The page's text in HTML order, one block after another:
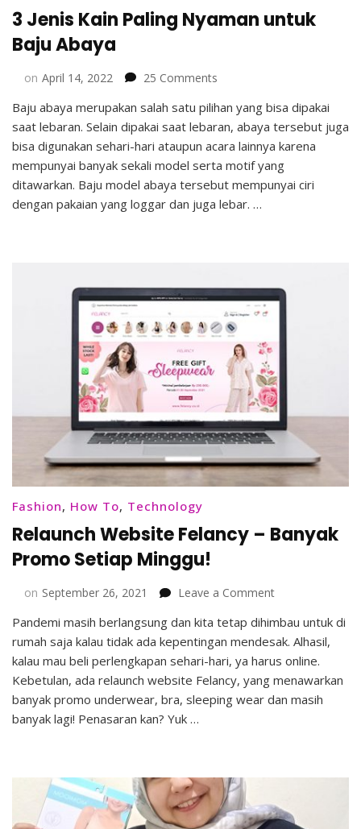
3 Jenis Kain Paling Nyaman untuk
Baju Abaya
on April 14, 2022 25 Comments
Jenis
Kain
Paling
Nyaman
untuk
Abaya
Baju abaya merupakan salah satu pilihan yang bisa dipakai
saat lebaran. Selain dipakai saat lebaran, abaya tersebut juga
bisa digunakan sehari-hari ataupun acara lainnya karena
mempunyai banyak sekali model serta motif yang
ditawarkan. Baju model abaya tersebut mempunyai ciri
dengan pakaian yang loggar dan juga lebar. …
Fashion, How To, Technology
Relaunch Website Felancy – Banyak
Promo Setiap Minggu!
on September 26, 2021 Leave a Commenton
Website
Felancy
–
Banyak
Pandemi masih berlangsung dan kita tetap dihimbau untuk di
rumah saja kalau tidak ada kepentingan mendesak. Alhasil,
kalau mau beli perlengkapan sehari-hari, ya harus online.
Kebetulan, ada relaunch website Felancy, yang menawarkan
banyak promo underwear, bra, sleeping wear dan masih
banyak lagi! Penasaran kan? Yuk …